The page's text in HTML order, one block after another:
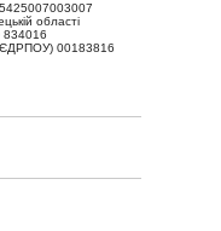
області
(ЄДРПОУ) 00183816